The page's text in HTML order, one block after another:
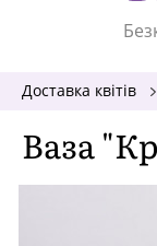
Доставка квітів
Ваза